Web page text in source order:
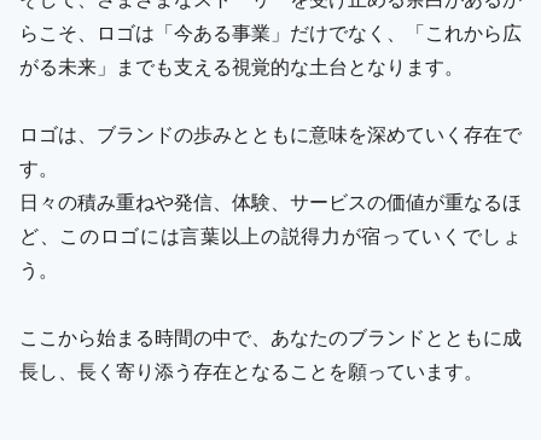
らこそ、ロゴは「今ある事業」だけでなく、「これから広
がる未来」までも支える視覚的な土台となります。
ロゴは、ブランドの歩みとともに意味を深めていく存在で
す。
日々の積み重ねや発信、体験、サービスの価値が重なるほ
ど、このロゴには言葉以上の説得力が宿っていくでしょ
う。
ここから始まる時間の中で、あなたのブランドとともに成
長し、長く寄り添う存在となることを願っています。